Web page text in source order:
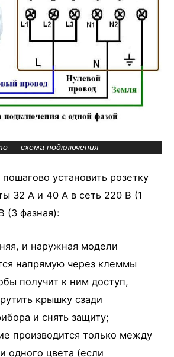
— схема подключения
установить розетку
32 А и 40 А в сеть 220 В (1
(3 фазная):
и наружная модели
напрямую через клеммы
получит к ним доступ,
крышку сзади
и снять защиту;
производится только между
одного цвета (если